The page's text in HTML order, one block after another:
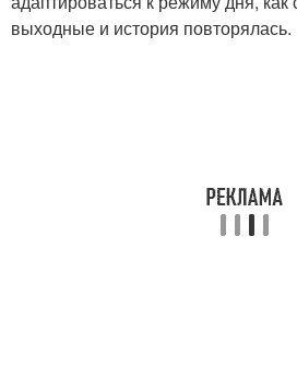
выходные и история повторялась.